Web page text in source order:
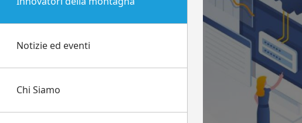
Notizie ed eventi
Chi Siamo